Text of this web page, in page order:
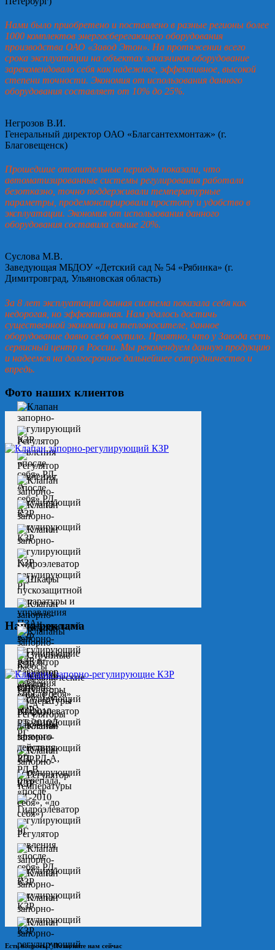
Нами было приобретено и поставлено в разные регионы более
1000 комплектов энергосберегающего оборудования
производства ОАО «Завод Этон». На протяжении всего
срока эксплуатации на объектах заказчиков оборудование
зарекомендовало себя как надежное, эффективное, высокой
степени точности. Экономия от использования данного
оборудования составляет от 10% до 25%.
Негрозов В.И.
Генеральный директор ОАО «Благсантехмонтаж» (г.
Благовещенск)
Прошедшие отопительные периоды показали, что
автоматизированные системы регулирования работали
безотказно, точно поддерживали температурные
параметры, продемонстрировали простоту и удобство в
эксплуатации. Экономия от использования данного
оборудования составила свыше 20%.
Суслова М.В.
Заведующая МБДОУ «Детский сад № 54 «Рябинка» (г.
Димитровград, Ульяновская область)
За 8 лет эксплуатации данная система показала себя как
недорогая, но эффективная. Нам удалось достичь
существенной экономии на теплоносителе, данное
оборудование давно себя окупило. Приятно, что у Завода есть
сервисный центр в России. Мы рекомендуем данную продукцию
и надеемся на долгосрочное дальнейшее сотрудничество и
впредь.
Фото наших клиентов
Наша реклама
Есть вопросы? Позвоните нам сейчас